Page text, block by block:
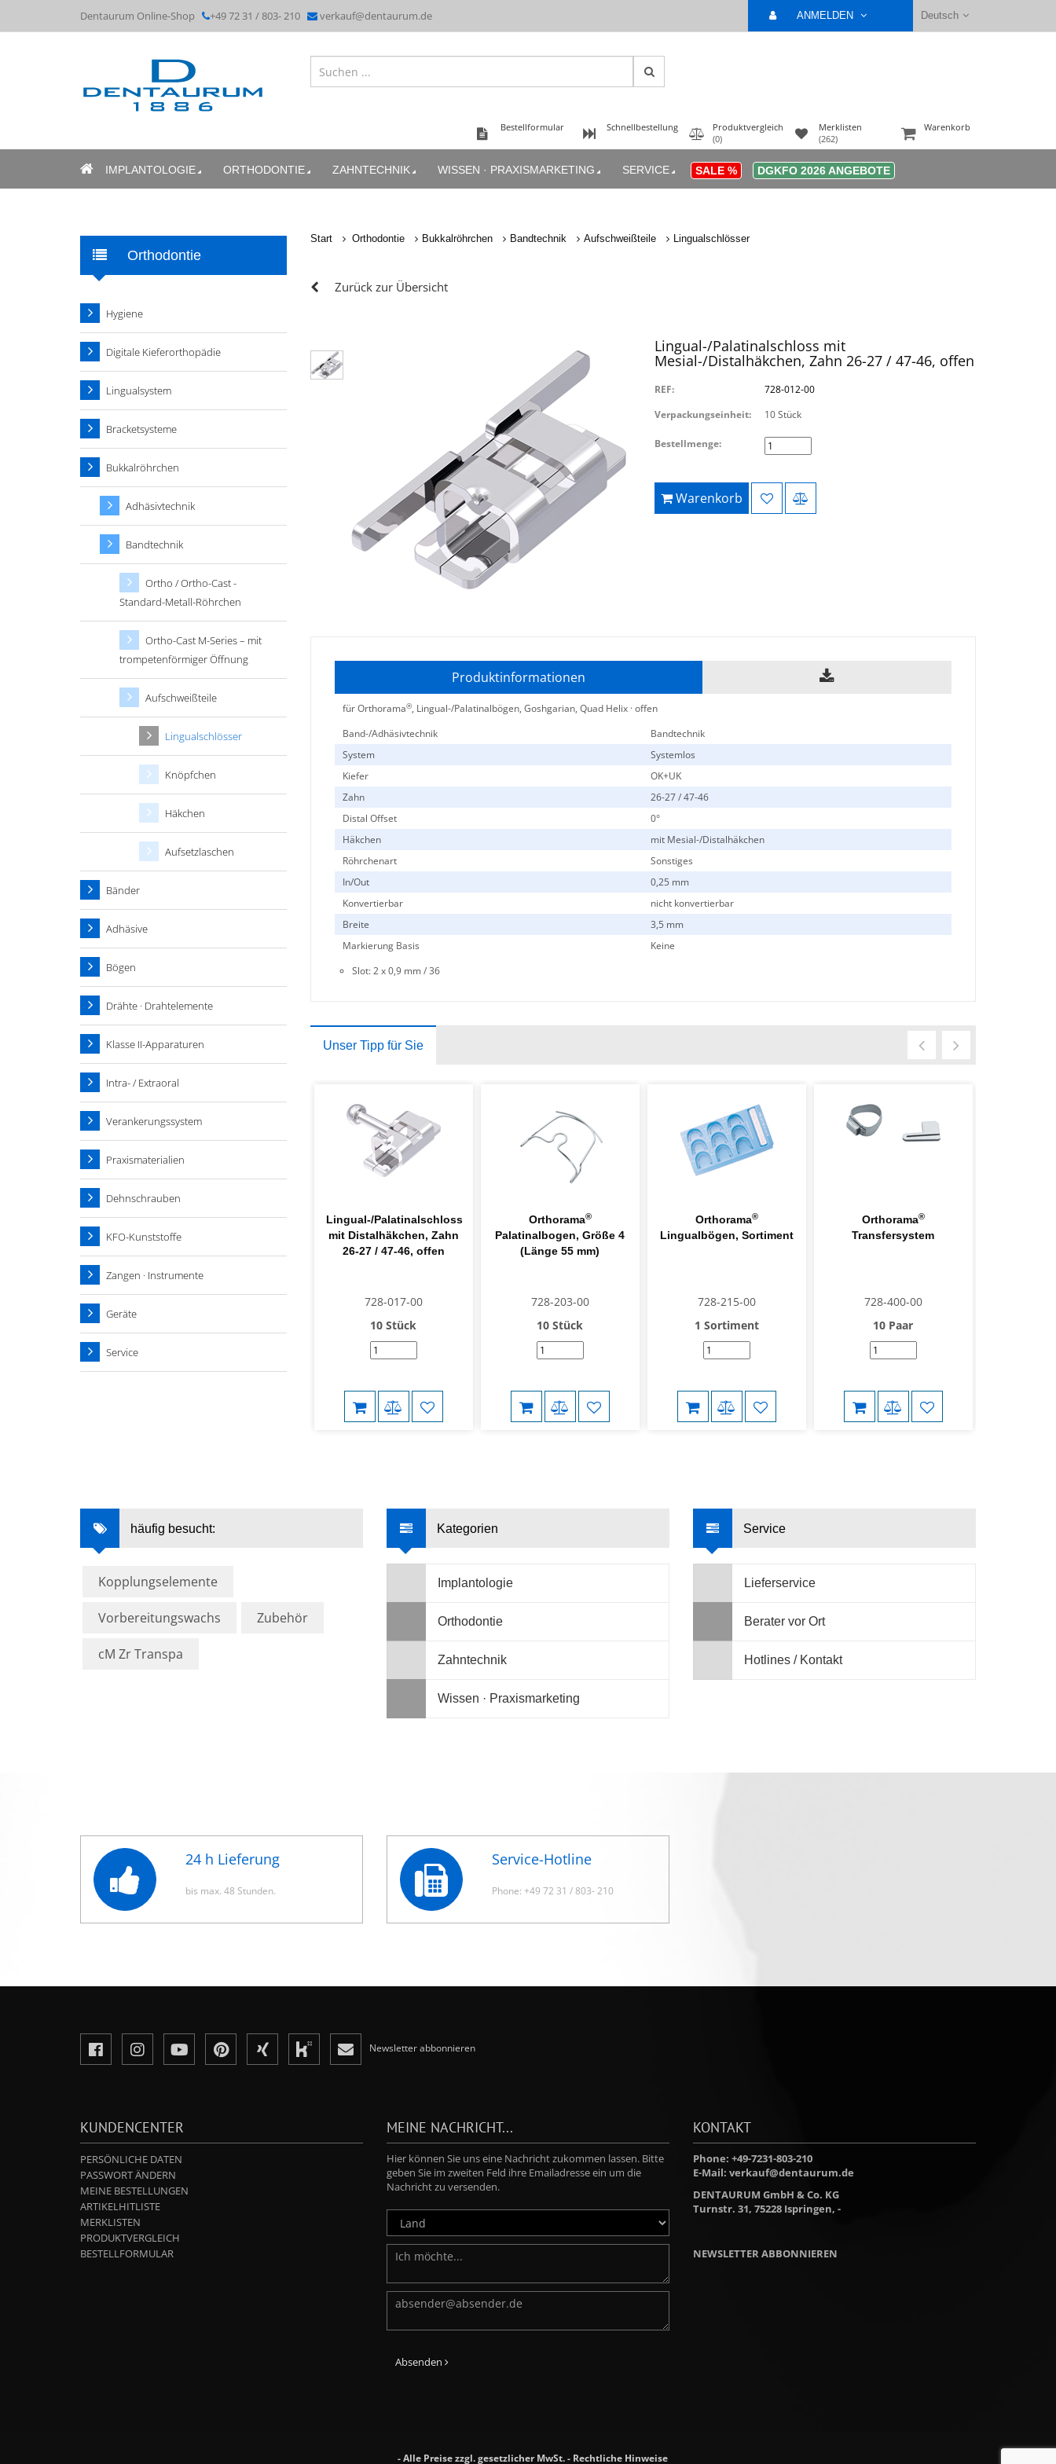
Dentaurum Online-Shop +49 72 31 / 803- 210 verkauf@dentaurum.de Deutsch
ANMELDEN
Warenkorb
Merklisten
(262)
Produktvergleich
(0)
Schnellbestellung
Bestellformular
IMPLANTOLOGIE ORTHODONTIE ZAHNTECHNIK WISSEN · PRAXISMARKETING SERVICE SALE % DGKFO 2026 ANGEBOTE
Start Orthodontie Bukkalröhrchen Bandtechnik Aufschweißteile Lingualschlösser
Zurück zur Übersicht
Lingual-/Palatinalschloss mit
Mesial-/Distalhäkchen, Zahn 26-27 / 47-46, offen
REF:
728-012-00
Verpackungseinheit:
10 Stück
Bestellmenge:
Warenkorb
Produktinformationen
für Orthorama®, Lingual-/Palatinalbögen, Goshgarian, Quad Helix · offen
Band-/Adhäsivtechnik
Bandtechnik
System
Systemlos
Kiefer
OK+UK
Zahn
26-27 / 47-46
Distal Offset
0°
Häkchen
mit Mesial-/Distalhäkchen
Röhrchenart
Sonstiges
In/Out
0,25 mm
Konvertierbar
nicht konvertierbar
Breite
3,5 mm
Markierung Basis
Keine
Slot: 2 x 0,9 mm / 36
Unser Tipp für Sie
Lingual-/Palatinalschloss
mit Distalhäkchen, Zahn
26-27 / 47-46, offen
728-017-00
10 Stück
Orthorama®
Palatinalbogen, Größe 4
(Länge 55 mm)
728-203-00
10 Stück
Orthorama®
Lingualbögen, Sortiment
728-215-00
1 Sortiment
Orthorama®
Transfersystem
728-400-00
10 Paar
Orthodontie
Hygiene
Digitale Kieferorthopädie
Lingualsystem
Bracketsysteme
Bukkalröhrchen
Adhäsivtechnik
Bandtechnik
Ortho / Ortho-Cast -
Standard-Metall-Röhrchen
Ortho-Cast M-Series – mit
trompetenförmiger Öffnung
Aufschweißteile
Lingualschlösser
Knöpfchen
Häkchen
Aufsetzlaschen
Bänder
Adhäsive
Bögen
Drähte · Drahtelemente
Klasse II-Apparaturen
Intra- / Extraoral
Verankerungssystem
Praxismaterialien
Dehnschrauben
KFO-Kunststoffe
Zangen · Instrumente
Geräte
Service
häufig besucht:
Kopplungselemente
Vorbereitungswachs Zubehör
cM Zr Transpa
Kategorien
Implantologie
Orthodontie
Zahntechnik
Wissen · Praxismarketing
Service
Lieferservice
Berater vor Ort
Hotlines / Kontakt
24 h Lieferung
bis max. 48 Stunden.
Service-Hotline
Phone: +49 72 31 / 803- 210
Newsletter abbonnieren
KUNDENCENTER
PERSÖNLICHE DATEN
PASSWORT ÄNDERN
MEINE BESTELLUNGEN
ARTIKELHITLISTE
MERKLISTEN
PRODUKTVERGLEICH
BESTELLFORMULAR
MEINE NACHRICHT...
Hier können Sie uns eine Nachricht zukommen lassen. Bitte
geben Sie im zweiten Feld ihre Emailadresse ein um die
Nachricht zu versenden.
Absenden
KONTAKT
Phone: +49-7231-803-210
E-Mail: verkauf@dentaurum.de
DENTAURUM GmbH & Co. KG
Turnstr. 31, 75228 Ispringen, -
NEWSLETTER ABBONNIEREN
- Alle Preise zzgl. gesetzlicher MwSt. - Rechtliche Hinweise